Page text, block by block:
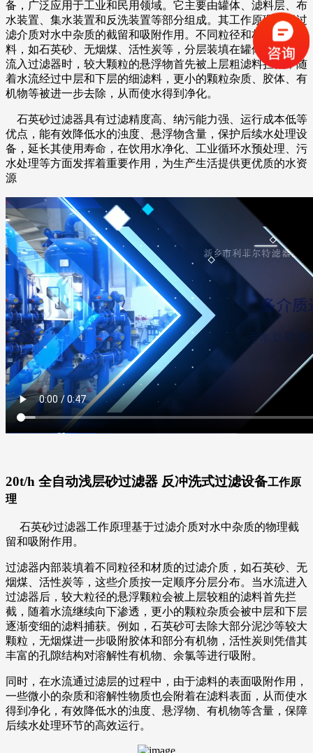
备，广泛应用于工业和民用领域。它主要由罐体、滤料层、布
水装置、集水装置和反洗装置等部分组成。其工作原理基于过
滤介质对水中杂质的截留和吸附作用。不同粒径和材质的滤
料，如石英砂、无烟煤、活性炭等，分层装填在罐体内。当水
流入过滤器时，较大颗粒的悬浮物首先被上层粗滤料拦截，随
着水流经过中层和下层的细滤料，更小的颗粒杂质、胶体、有
机物等被进一步去除，从而使水得到净化。
石英砂过滤器具有过滤精度高、纳污能力强、运行成本低等
优点，能有效降低水的浊度、悬浮物含量，保护后续水处理设
备，延长其使用寿命，在饮用水净化、工业循环水预处理、污
水处理等方面发挥着重要作用，为生产生活提供更优质的水资
源
20t/h 全自动浅层砂过滤器 反冲洗式过滤设备工作原
理
石英砂过滤器工作原理基于过滤介质对水中杂质的物理截
留和吸附作用。
过滤器内部装填着不同粒径和材质的过滤介质，如石英砂、无
烟煤、活性炭等，这些介质按一定顺序分层分布。当水流进入
过滤器后，较大粒径的悬浮颗粒会被上层较粗的滤料首先拦
截，随着水流继续向下渗透，更小的颗粒杂质会被中层和下层
逐渐变细的滤料捕获。例如，石英砂可去除大部分泥沙等较大
颗粒，无烟煤进一步吸附胶体和部分有机物，活性炭则凭借其
丰富的孔隙结构对溶解性有机物、余氯等进行吸附。
同时，在水流通过滤层的过程中，由于滤料的表面吸附作用，
一些微小的杂质和溶解性物质也会附着在滤料表面，从而使水
得到净化，有效降低水的浊度、悬浮物、有机物等含量，保障
后续水处理环节的高效运行。